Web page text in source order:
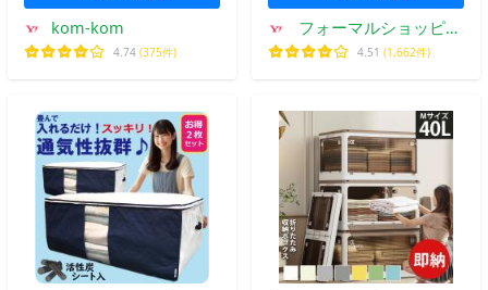
kom-kom
4.74 (375件)
フォーマルショッピン
グ
4.51 (1,662件)